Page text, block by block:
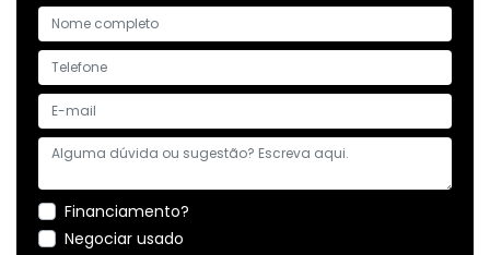
Financiamento?
Negociar usado